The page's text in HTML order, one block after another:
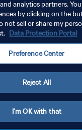
VERWALTEN
analytics partners.
by clicking on the
not sell or share my
Data Protection Portal
Preference Center
Reject All
I'm OK with that